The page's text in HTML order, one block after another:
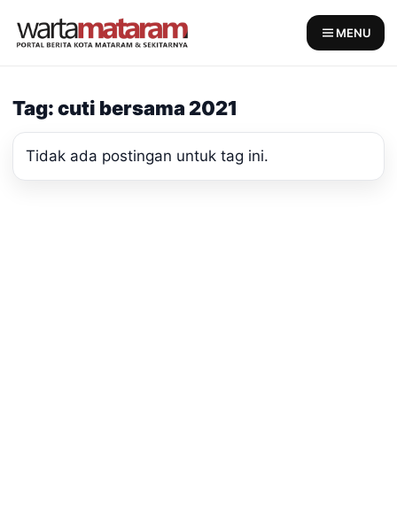
MENU
Tag: cuti bersama 2021
Tidak ada postingan untuk tag ini.